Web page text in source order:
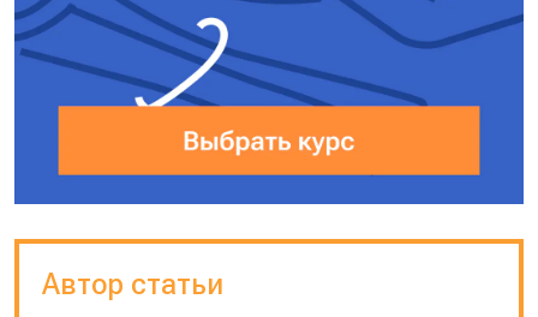
Автор статьи